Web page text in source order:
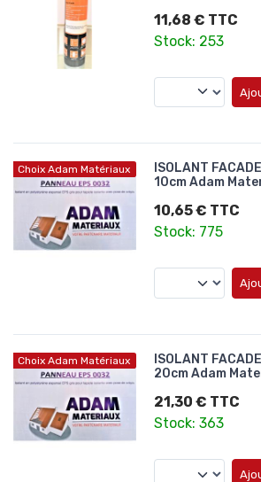
11,68 € TTC
Stock: 253
Choix Adam Matériaux
ISOLANT
10cm Adam
10,65 € TTC
Stock: 775
Choix Adam Matériaux
ISOLANT
20cm Adam
21,30 € TTC
Stock: 363